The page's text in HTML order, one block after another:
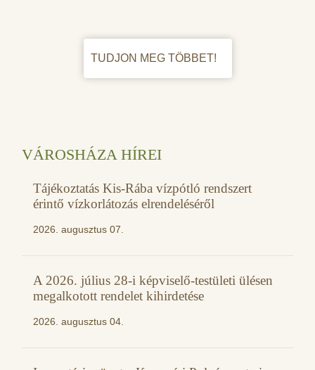
TUDJON MEG TÖBBET!
VÁROSHÁZA HÍREI
Tájékoztatás Kis-Rába vízpótló rendszert
érintő vízkorlátozás elrendeléséről
2026. augusztus 07.
A 2026. július 28-i képviselő-testületi ülésen
megalkotott rendelet kihirdetése
2026. augusztus 04.